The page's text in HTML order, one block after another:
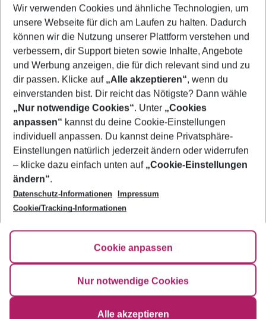
Ergebnisse filtern
Quicklinks
Flug & Hotel Dominikanische Republik
Pauschalreisen Dominikanische Republik
Footer
Footer navigation
Über uns
AGB
Bestpreisgarantie
Cookie-Einstellungen ändern
Cookie-Richtlinie
Impressum
Agenturbetreuung
Barrierefreies Reisen
HanseMerkur Reiseversicherung
Hilfe & Kontakt
Folge uns
Wir verwenden Cookies und ähnliche Technologien, um
unsere Webseite für dich am Laufen zu halten. Dadurch
können wir die Nutzung unserer Plattform verstehen und
verbessern, dir Support bieten sowie Inhalte, Angebote
und Werbung anzeigen, die für dich relevant sind und zu
dir passen. Klicke auf „Alle akzeptieren“, wenn du
einverstanden bist. Dir reicht das Nötigste? Dann wähle
„Nur notwendige Cookies“. Unter „Cookies
anpassen“ kannst du deine Cookie-Einstellungen
individuell anpassen. Du kannst deine Privatsphäre-
Einstellungen natürlich jederzeit ändern oder widerrufen
– klicke dazu einfach unten auf „Cookie-Einstellungen
ändern“.
Datenschutz-Informationen
Impressum
Cookie/Tracking-Informationen
Cookie anpassen
Nur notwendige Cookies
Alle akzeptieren